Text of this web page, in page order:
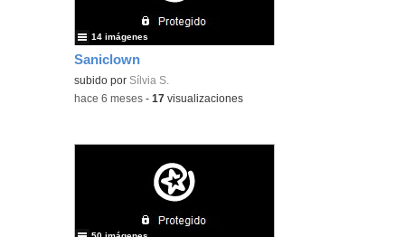
Saniclown
subido por Sílvia S.
14 imágenes
-hace 6 meses -17 visualizaciones